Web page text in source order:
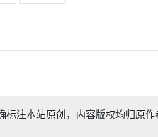
注本站原创，内容版权均归原